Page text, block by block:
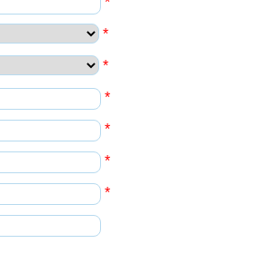
*
*
*
*
*
*